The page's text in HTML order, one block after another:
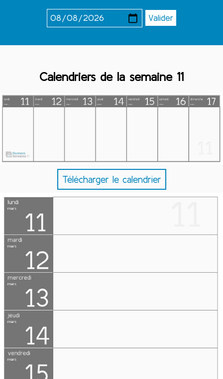
Calendriers de la semaine 11
Télécharger le calendrier